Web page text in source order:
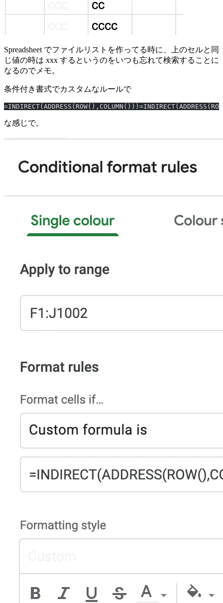
Spreadsheet でファイルリストを作ってる時に、上のセルと同
じ値の時は xxx するというのをいつも忘れて検索することに
なるのでメモ。
条件付き書式でカスタムなルールで
な感じで。